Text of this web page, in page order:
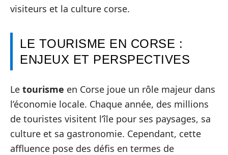
visiteurs et la culture corse.
LE TOURISME EN CORSE :
ENJEUX ET PERSPECTIVES
Le tourisme en Corse joue un rôle majeur dans
l’économie locale. Chaque année, des millions
de touristes visitent l’île pour ses paysages, sa
culture et sa gastronomie. Cependant, cette
affluence pose des défis en termes de